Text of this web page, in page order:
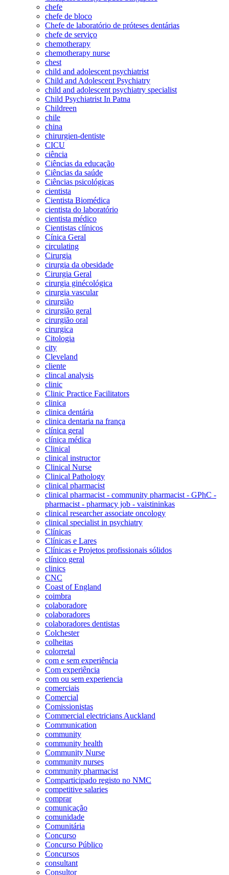
chefe
chefe de bloco
Chefe de laboratório de próteses dentárias
chefe de serviço
chemotherapy
chemotherapy nurse
chest
child and adolescent psychiatrist
Child and Adolescent Psychiatry
child and adolescent psychiatry specialist
Child Psychiatrist In Patna
Childreen
chile
china
chirurgien-dentiste
CICU
ciência
Ciências da educação
Ciências da saúde
Ciências psicológicas
cientista
Cientista Biomédica
cientista do laboratório
cientista médico
Cientistas clínicos
Cínica Geral
circulating
Cirurgia
cirurgia da obesidade
Cirurgia Geral
cirurgia ginécológica
cirurgia vascular
cirurgião
cirurgião geral
cirurgião oral
cirurgica
Citologia
city
Cleveland
cliente
clincal analysis
clinic
Clinic Practice Facilitators
clinica
clinica dentária
clinica dentaria na frança
clínica geral
clínica médica
Clinical
clinical instructor
Clinical Nurse
Clinical Pathology
clinical pharmacist
clinical pharmacist - community pharmacist - GPhC -
pharmacist - pharmacy job - vaistininkas
clinical researcher associate oncology
clinical specialist in psychiatry
Clínicas
Clínicas e Lares
Clínicas e Projetos profissionais sólidos
clínico geral
clinics
CNC
Coast of England
coimbra
colaboradore
colaboradores
colaboradores dentistas
Colchester
colheitas
colorretal
com e sem experiência
Com experiência
com ou sem experiencia
comerciais
Comercial
Comissionistas
Commercial electricians Auckland
Communication
community
community health
Community Nurse
community nurses
community pharmacist
Comparticipado registo no NMC
competitive salaries
comprar
comunicação
comunidade
Comunitária
Concurso
Concurso Público
Concursos
consultant
Consultor